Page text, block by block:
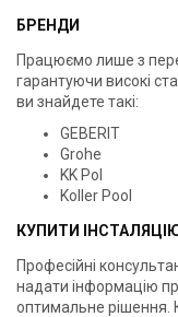
БРЕНДИ
Працюємо лише з
гарантуючи високі
ви знайдете такі:
GEBERIT
Grohe
KK Pol
Koller Pool
КУПИТИ
Професійні
надати інформацію
оптимальне рішення.